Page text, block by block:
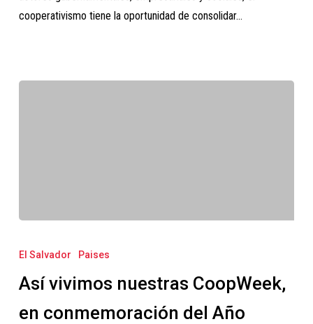
cooperativismo tiene la oportunidad de consolidar…
vivimos
CoopWeek,
en
El Salvador Paises
Así vivimos nuestras CoopWeek,
en conmemoración del Año